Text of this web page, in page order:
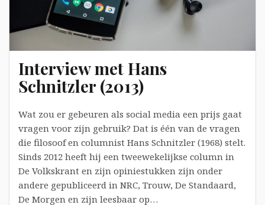
Interview met Hans
Schnitzler (2013)
Wat zou er gebeuren als social media een prijs gaat
vragen voor zijn gebruik? Dat is één van de vragen
die filosoof en columnist Hans Schnitzler (1968) stelt.
Sinds 2012 heeft hij een tweewekelijkse column in
De Volkskrant en zijn opiniestukken zijn onder
andere gepubliceerd in NRC, Trouw, De Standaard,
De Morgen en zijn leesbaar op…